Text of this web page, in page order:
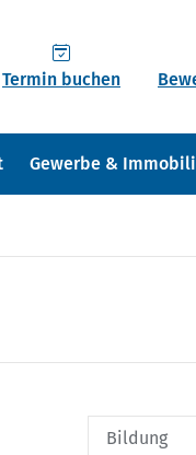
Termin buchen
Gewerbe &
Bildung